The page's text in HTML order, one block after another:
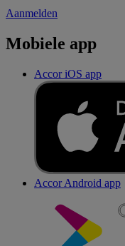
Aanmelden
Mobiele app
Accor iOS app
Accor Android app